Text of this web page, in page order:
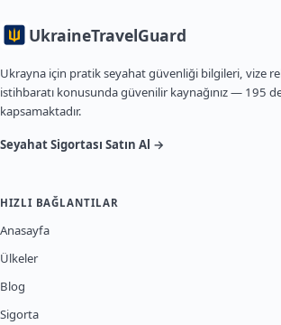
UkraineTravelGuard
Ukrayna için pratik seyahat güvenliği bilgileri, vize
istihbaratı konusunda güvenilir kaynağınız — 195
kapsamaktadır.
Seyahat Sigortası Satın Al →
HIZLI BAĞLANTILAR
Anasayfa
Ülkeler
Blog
Sigorta